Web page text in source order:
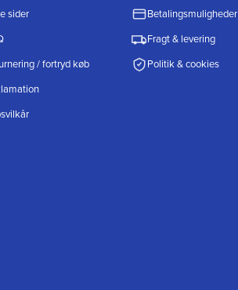
sider
/ fortryd køb
Betalingsmuligheder
Fragt & levering
Politik & cookies